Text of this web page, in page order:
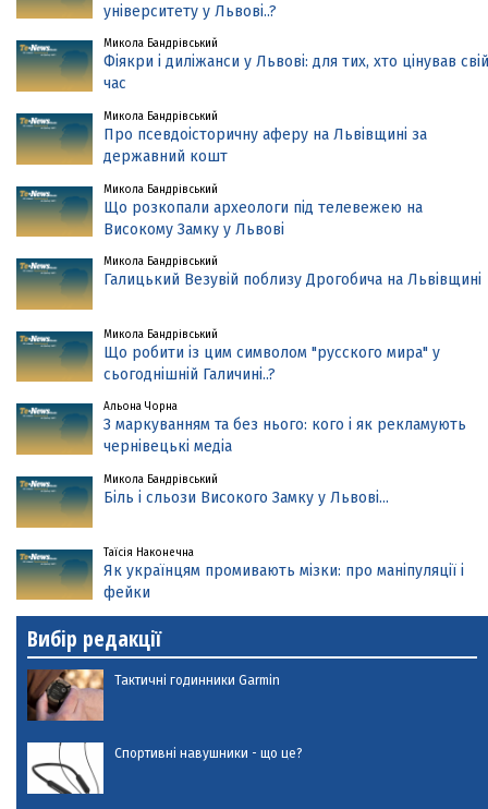
університету у Львові..?
Микола Бандрівський
Фіякри і диліжанси у Львові: для тих, хто цінував свій
час
Микола Бандрівський
Про псевдоісторичну аферу на Львівщині за
державний кошт
Микола Бандрівський
Що розкопали археологи під телевежею на
Високому Замку у Львові
Микола Бандрівський
Галицький Везувій поблизу Дрогобича на Львівщині
Микола Бандрівський
Що робити із цим символом "русского мира" у
сьогоднішній Галичині..?
Альона Чорна
З маркуванням та без нього: кого і як рекламують
чернівецькі медіа
Микола Бандрівський
Біль і сльози Високого Замку у Львові...
Таїсія Наконечна
Як українцям промивають мізки: про маніпуляції і
фейки
Вибір редакції
Тактичні годинники Garmin
Спортивні навушники - що це?